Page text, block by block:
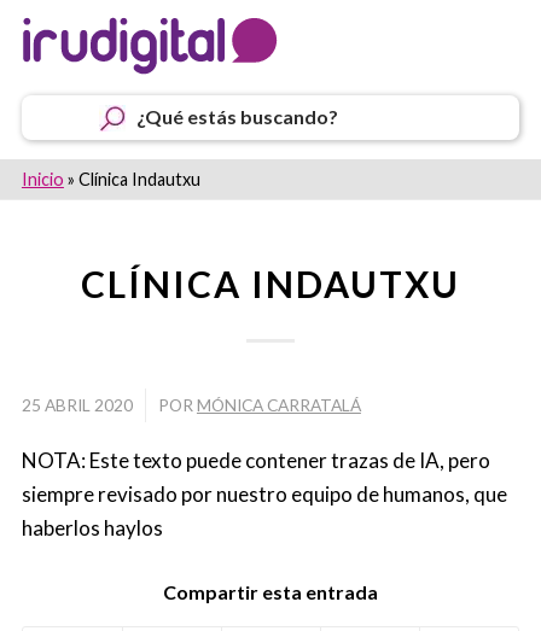
¿Qué estás buscando?
Inicio » Clínica Indautxu
CLÍNICA INDAUTXU
25 ABRIL 2020 POR MÓNICA CARRATALÁ
NOTA: Este texto puede contener trazas de IA, pero
siempre revisado por nuestro equipo de humanos, que
haberlos haylos
Compartir esta entrada